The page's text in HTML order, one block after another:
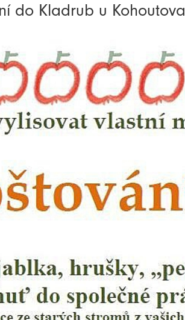
do Kladrub u Kohoutova